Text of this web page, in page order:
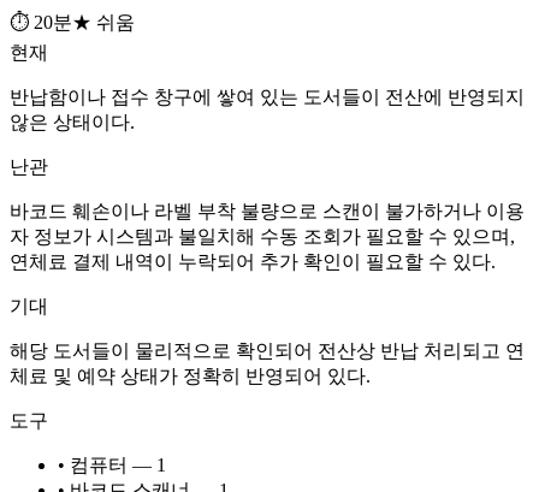
⏱ 20분★ 쉬움
현재
반납함이나 접수 창구에 쌓여 있는 도서들이 전산에 반영되지
않은 상태이다.
난관
바코드 훼손이나 라벨 부착 불량으로 스캔이 불가하거나 이용
자 정보가 시스템과 불일치해 수동 조회가 필요할 수 있으며,
연체료 결제 내역이 누락되어 추가 확인이 필요할 수 있다.
기대
해당 도서들이 물리적으로 확인되어 전산상 반납 처리되고 연
체료 및 예약 상태가 정확히 반영되어 있다.
도구
• 컴퓨터 — 1